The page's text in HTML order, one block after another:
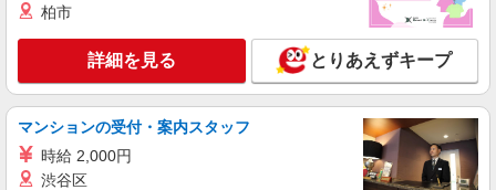
柏市
詳細を見る とりあえずキープ
マンションの受付・案内スタッフ
時給 2,000円
渋谷区